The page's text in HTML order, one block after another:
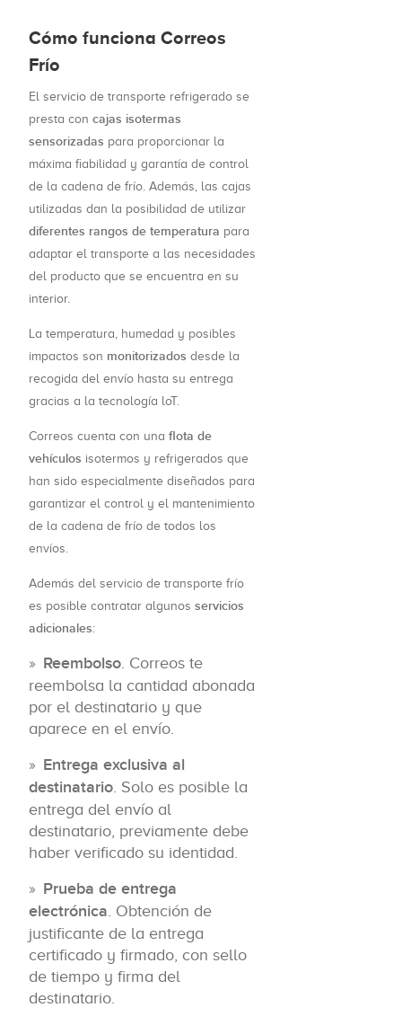
Cómo funciona Correos
Frío
El servicio de transporte refrigerado se
presta con cajas isotermas
sensorizadas para proporcionar la
máxima fiabilidad y garantía de control
de la cadena de frío. Además, las cajas
utilizadas dan la posibilidad de utilizar
diferentes rangos de temperatura para
adaptar el transporte a las necesidades
del producto que se encuentra en su
interior.
La temperatura, humedad y posibles
impactos son monitorizados desde la
recogida del envío hasta su entrega
gracias a la tecnología loT.
Correos cuenta con una flota de
vehículos isotermos y refrigerados que
han sido especialmente diseñados para
garantizar el control y el mantenimiento
de la cadena de frío de todos los
envíos.
Además del servicio de transporte frío
es posible contratar algunos servicios
adicionales:
Reembolso. Correos te
reembolsa la cantidad abonada
por el destinatario y que
aparece en el envío.
Entrega exclusiva al
destinatario. Solo es posible la
entrega del envío al
destinatario, previamente debe
haber verificado su identidad.
Prueba de entrega
electrónica. Obtención de
justificante de la entrega
certificado y firmado, con sello
de tiempo y firma del
destinatario.